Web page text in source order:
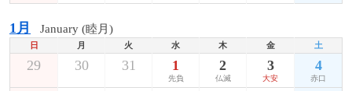
1月 January (睦月)
日 月 火 水 木 金 土
29 30 31 1
先負
2
仏滅
3
大安
4
赤口